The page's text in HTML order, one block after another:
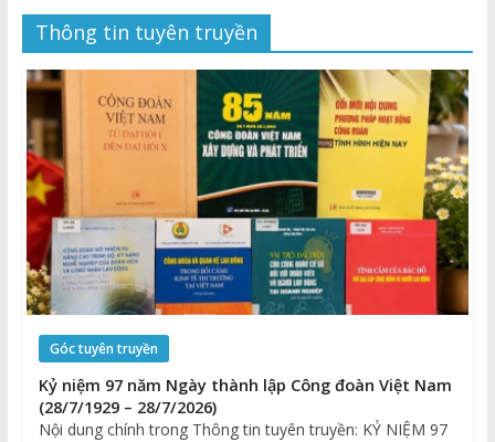
Thông tin tuyên truyền
Góc tuyên truyền
Kỷ niệm 97 năm Ngày thành lập Công đoàn Việt Nam
(28/7/1929 – 28/7/2026)
Nội dung chính trong Thông tin tuyên truyền: KỶ NIỆM 97